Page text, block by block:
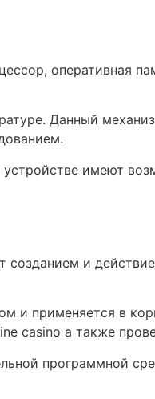
оперативная
Данный
имеют
созданием и
и применяется в
casino а также
программной